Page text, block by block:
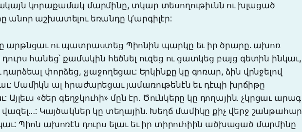
կորաքամակ մարմինը, տկար տեսողութիւնն ու խլացած
անոր աշխատելու եռանդը կ’արգիլէր:
արթնցաւ ու պատրաստեց Պիոնին պարկը եւ իր ծրարը. ախոռ
հանեց՝ քամակին հեծնել ուզեց ու ցատկեց բայց գետին ինկաւ,
դարձեալ փորձեց, չյաջողեցաւ: Երկինքը կը գոռար, ձին վրնջելով
Մամիկն ալ հրաժարեցաւ յամառութենէն եւ դէպի խրճիթը
Այլեւս «ծեր գեղջկուհի» մըն էր. Ծունկերը կը դողային. չկրցաւ արագ
վազել…: Կայծակներ կը տեղային. Խեղճ մամիկը քիչ վերջ շանթահար
Պիոն ախոռէն դուրս ելաւ եւ իր տիրուհիին ածխացած մարմինը